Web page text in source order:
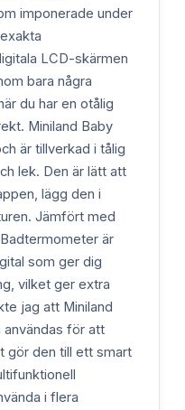
imponerade under
LCD-skärmen
bara några
du har en otålig
Miniland Baby
är tillverkad i tålig
lek. Den är lätt att
lägg den i
Jämfört med
är
som ger dig
vilket ger extra
jag att Miniland
användas för att
gör den till ett smart
i flera